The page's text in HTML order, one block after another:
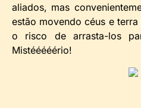
aliados, mas
estão movendo céus e
o risco de arrasta-los
Mistééééério!